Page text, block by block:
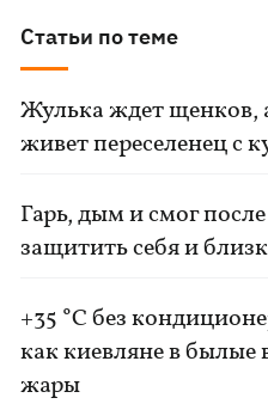
Статьи по теме
Жулька ждет щенков,
живет переселенец с
Гарь, дым и смог
защитить себя и
+35 °C без
как киевляне в былые
жары